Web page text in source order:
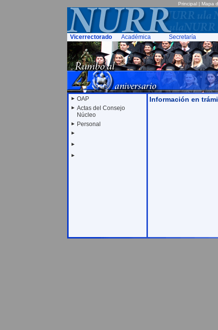
Principal | Mapa
Vicerrectorado Académica Secretaría
OAP
Actas del Consejo
Núcleo
Personal
Información en